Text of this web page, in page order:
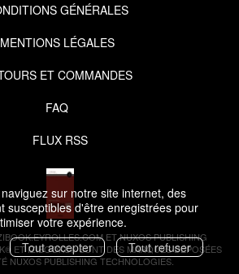
sur notre site internet, des
susceptibles d'être enregistrées pour
votre expérience.
Tout accepter Tout refuser
GÉNÉRALES
MENTIONS LÉGALES
ET COMMANDES
FAQ
FLUX RSS
ET NUXOS PUBLISHING
ETIZIBOOKS®SONT DES MARQUES DÉPOSÉES
NUXOS PUBLISHING TECHNOLOGIES.